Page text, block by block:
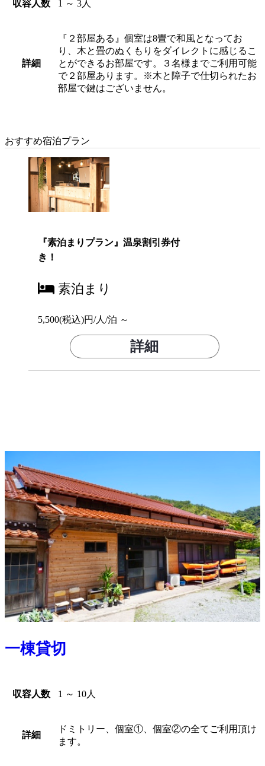
収容人数 1 ～ 3人
詳細
『２部屋ある』個室は8畳で和風となってお
り、木と畳のぬくもりをダイレクトに感じるこ
とができるお部屋です。３名様までご利用可能
で２部屋あります。※木と障子で仕切られたお
部屋で鍵はございません。
おすすめ宿泊プラン
『素泊まりプラン』温泉割引券付
き！
素泊まり
5,500(税込)円/人/泊 ～
詳細
一棟貸切
収容人数 1 ～ 10人
詳細
ドミトリー、個室①、個室②の全てご利用頂け
ます。